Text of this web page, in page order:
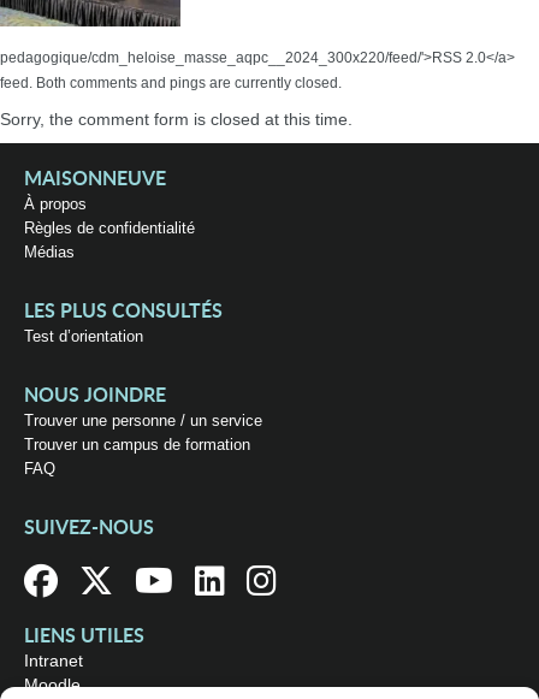
pedagogique/cdm_heloise_masse_aqpc__2024_300x220/feed/'>RSS 2.0</a>
feed. Both comments and pings are currently closed.
Sorry, the comment form is closed at this time.
MAISONNEUVE
À propos
Règles de confidentialité
Médias
LES PLUS CONSULTÉS
Test d’orientation
NOUS JOINDRE
Trouver une personne / un service
Trouver un campus de formation
FAQ
SUIVEZ-NOUS
LIENS UTILES
Intranet
Moodle